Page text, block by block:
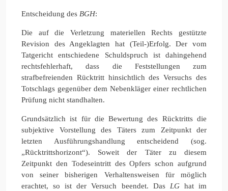
Entscheidung des BGH:
Die auf die Verletzung materiellen Rechts gestützte
Revision des Angeklagten hat (Teil-)Erfolg. Der vom
Tatgericht entschiedene Schuldspruch ist dahingehend
rechtsfehlerhaft, dass die Feststellungen zum
strafbefreienden Rücktritt hinsichtlich des Versuchs des
Totschlags gegenüber dem Nebenkläger einer rechtlichen
Prüfung nicht standhalten.
Grundsätzlich ist für die Bewertung des Rücktritts die
subjektive Vorstellung des Täters zum Zeitpunkt der
letzten Ausführungshandlung entscheidend (sog.
„Rücktrittshorizont“). Soweit der Täter zu diesem
Zeitpunkt den Todeseintritt des Opfers schon aufgrund
von seiner bisherigen Verhaltensweisen für möglich
erachtet, so ist der Versuch beendet. Das LGhat im